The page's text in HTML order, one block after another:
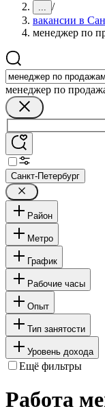
... /
вакансии в
менеджер по
менеджер по
Санкт-Петербург
Район
Метро
График
Рабочие часы
Опыт
Тип занятости
Уровень дохода
Ещё фильтры
Работа